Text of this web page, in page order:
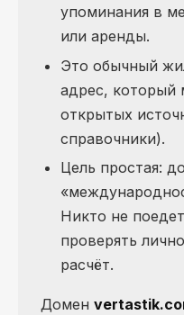
упоминания в
или аренды.
Это обычный
адрес, который
открытых
справочники).
Цель простая:
Никто не
проверять
расчёт.
Домен